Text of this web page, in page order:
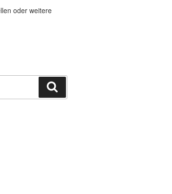
oder weitere